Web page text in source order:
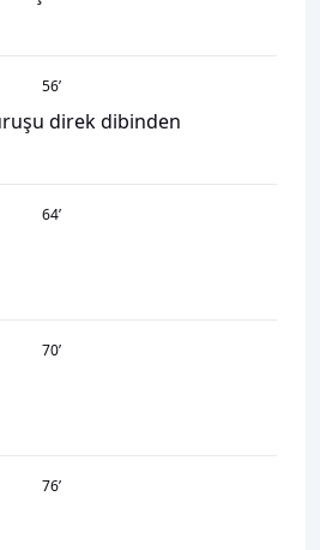
56’
direk dibinden
64’
70’
76’